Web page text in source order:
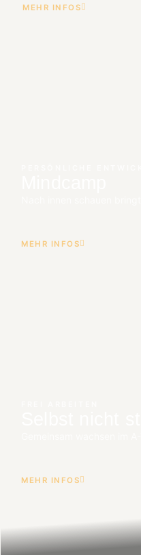
MEHR INFOS
MEHR INFOS
MEHR INFOS